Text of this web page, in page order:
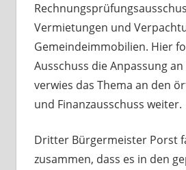
Vermietungen und
Gemeindeimmobilien. Hier
Ausschuss die Anpassung
verwies das Thema an den
und Finanzausschuss weiter.
Dritter Bürgermeister Porst
zusammen, dass es in den